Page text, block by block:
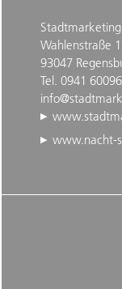
Stadtmarketing
Wahlenstraße
93047
Tel. 0941
www.nacht-